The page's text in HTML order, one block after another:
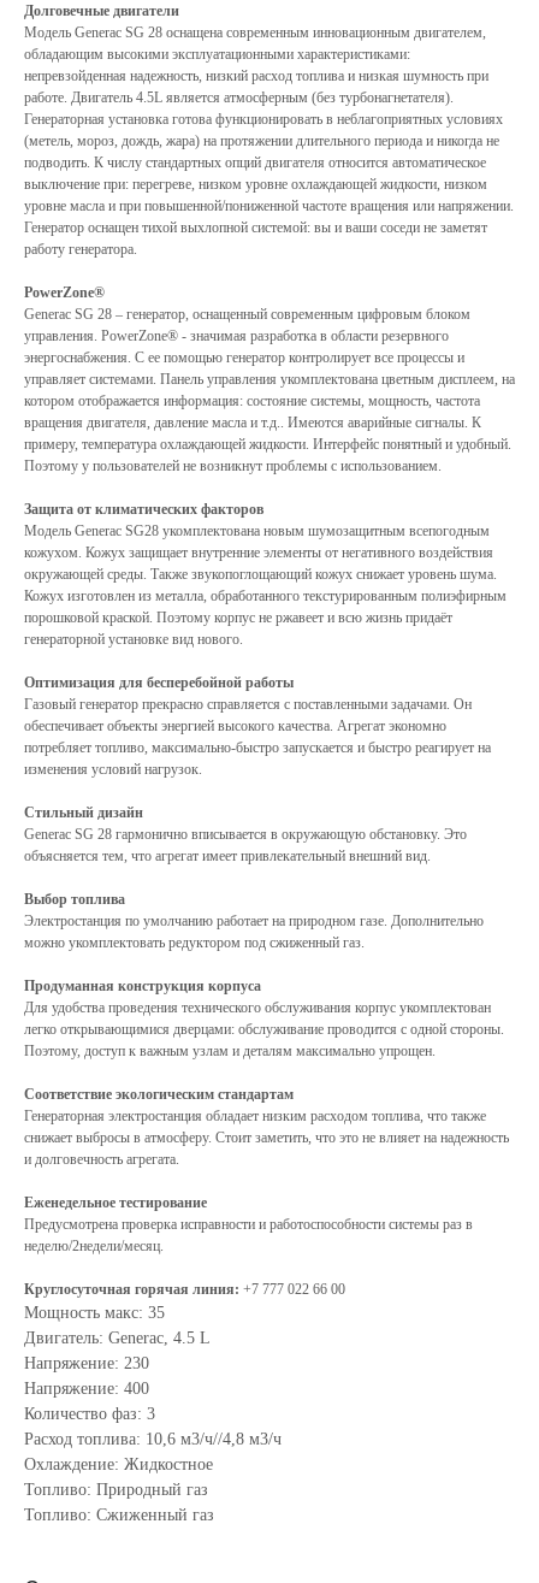
Долговечные двигатели
Модель Generac SG 28 оснащена современным инновационным двигателем,
обладающим высокими эксплуатационными характеристиками:
непревзойденная надежность, низкий расход топлива и низкая шумность при
работе. Двигатель 4.5L является атмосферным (без турбонагнетателя).
Генераторная установка готова функционировать в неблагоприятных условиях
(метель, мороз, дождь, жара) на протяжении длительного периода и никогда не
подводить. К числу стандартных опций двигателя относится автоматическое
выключение при: перегреве, низком уровне охлаждающей жидкости, низком
уровне масла и при повышенной/пониженной частоте вращения или напряжении.
Генератор оснащен тихой выхлопной системой: вы и ваши соседи не заметят
работу генератора.
PowerZone®
Generac SG 28 – генератор, оснащенный современным цифровым блоком
управления. PowerZone® - значимая разработка в области резервного
энергоснабжения. С ее помощью генератор контролирует все процессы и
управляет системами. Панель управления укомплектована цветным дисплеем, на
котором отображается информация: состояние системы, мощность, частота
вращения двигателя, давление масла и т.д.. Имеются аварийные сигналы. К
примеру, температура охлаждающей жидкости. Интерфейс понятный и удобный.
Поэтому у пользователей не возникнут проблемы с использованием.
Защита от климатических факторов
Модель Generac SG28 укомплектована новым шумозащитным всепогодным
кожухом. Кожух защищает внутренние элементы от негативного воздействия
окружающей среды. Также звукопоглощающий кожух снижает уровень шума.
Кожух изготовлен из металла, обработанного текстурированным полиэфирным
порошковой краской. Поэтому корпус не ржавеет и всю жизнь придаёт
генераторной установке вид нового.
Оптимизация для бесперебойной работы
Газовый генератор прекрасно справляется с поставленными задачами. Он
обеспечивает объекты энергией высокого качества. Агрегат экономно
потребляет топливо, максимально-быстро запускается и быстро реагирует на
изменения условий нагрузок.
Стильный дизайн
Generac SG 28 гармонично вписывается в окружающую обстановку. Это
объясняется тем, что агрегат имеет привлекательный внешний вид.
Выбор топлива
Электростанция по умолчанию работает на природном газе. Дополнительно
можно укомплектовать редуктором под сжиженный газ.
Продуманная конструкция корпуса
Для удобства проведения технического обслуживания корпус укомплектован
легко открывающимися дверцами: обслуживание проводится с одной стороны.
Поэтому, доступ к важным узлам и деталям максимально упрощен.
Соответствие экологическим стандартам
Генераторная электростанция обладает низким расходом топлива, что также
снижает выбросы в атмосферу. Стоит заметить, что это не влияет на надежность
и долговечность агрегата.
Еженедельное тестирование
Предусмотрена проверка исправности и работоспособности системы раз в
неделю/2недели/месяц.
Круглосуточная горячая линия: +7 777 022 66 00
Мощность макс: 35
Двигатель: Generac, 4.5 L
Напряжение: 230
Напряжение: 400
Количество фаз: 3
Расход топлива: 10,6 м3/ч//4,8 м3/ч
Охлаждение: Жидкостное
Топливо: Природный газ
Топливо: Сжиженный газ
СВЯЗАТЬСЯ С НАМИ
—ПРОСТО И
БЫСТРО
#CONTACTS
WHATSAPP
Свяжитесь с нашими менеджерами
любым удобным для вас способом!
рассчитать стоимость услуги и составить договор
на выгодных для вас условиях! Позвоните нам на
номер:
8:30-17:00 будни
+7 777 022 66 00